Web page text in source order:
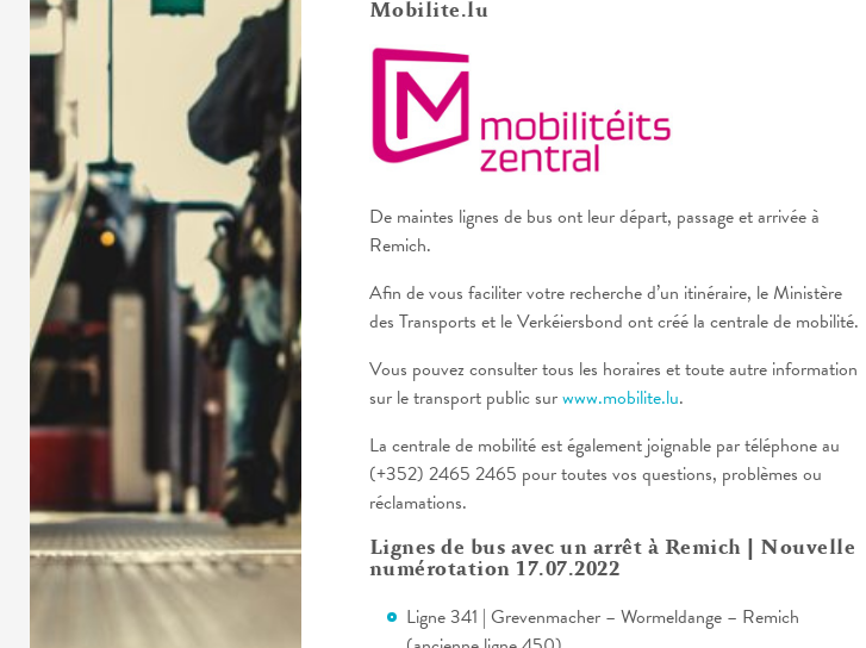
Mobilite.lu
De maintes lignes de bus ont leur départ, passage et arrivée à
Remich.
Afin de vous faciliter votre recherche d’un itinéraire, le Ministère
des Transports et le Verkéiersbond ont créé la centrale de mobilité.
Vous pouvez consulter tous les horaires et toute autre information
sur le transport public surwww.mobilite.lu.
La centrale de mobilité est également joignable par téléphone au
(+352) 2465 2465 pour toutes vos questions, problèmes ou
réclamations.
Lignes de bus avec un arrêt à Remich | Nouvelle
numérotation 17.07.2022
Ligne 341 | Grevenmacher – Wormeldange – Remich